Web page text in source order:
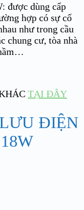
được dùng cấp
hợp có sự cố
như trong cầu
chung cư, tòa nhà
TẠI ĐÂY
ĐIỆN